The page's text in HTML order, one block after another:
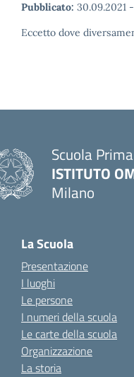
Pubblicato: 30.09.2021 -
Eccetto dove
Scuola
ISTITUTO
Milano
La Scuola
Presentazione
I luoghi
Le persone
I numeri della scuola
Le carte della scuola
Organizzazione
La storia